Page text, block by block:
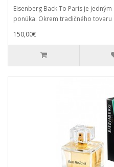
Eisenberg Back To Paris je
ponúka. Okrem tradičného tovaru
150,00€